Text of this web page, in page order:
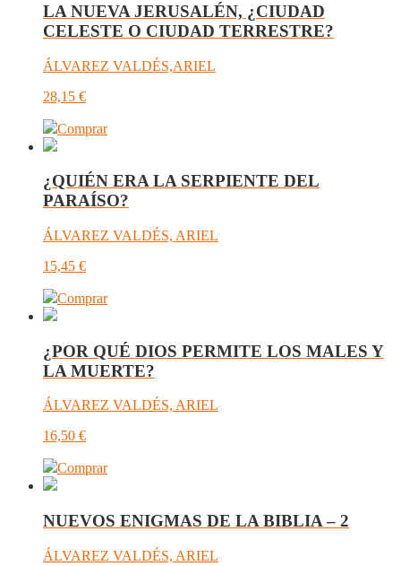
LA NUEVA JERUSALÉN, ¿CIUDAD
CELESTE O CIUDAD TERRESTRE?
ÁLVAREZ VALDÉS,ARIEL
28,15 €
Comprar
¿QUIÉN ERA LA SERPIENTE DEL
PARAÍSO?
ÁLVAREZ VALDÉS, ARIEL
15,45 €
Comprar
¿POR QUÉ DIOS PERMITE LOS MALES Y
LA MUERTE?
ÁLVAREZ VALDÉS, ARIEL
16,50 €
Comprar
NUEVOS ENIGMAS DE LA BIBLIA – 2
ÁLVAREZ VALDÉS, ARIEL